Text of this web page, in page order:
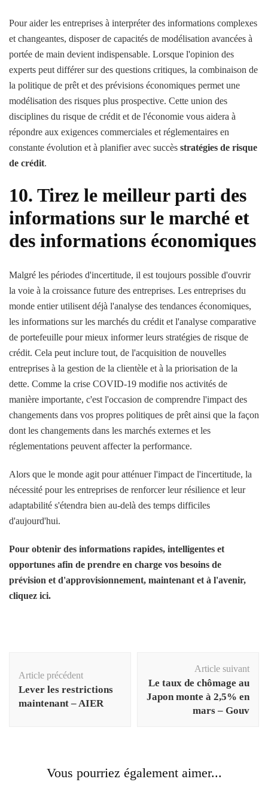
Pour aider les entreprises à interpréter des informations complexes
et changeantes, disposer de capacités de modélisation avancées à
portée de main devient indispensable. Lorsque l'opinion des
experts peut différer sur des questions critiques, la combinaison de
la politique de prêt et des prévisions économiques permet une
modélisation des risques plus prospective. Cette union des
disciplines du risque de crédit et de l'économie vous aidera à
répondre aux exigences commerciales et réglementaires en
constante évolution et à planifier avec succès stratégies de risque
de crédit.
10. Tirez le meilleur parti des
informations sur le marché et
des informations économiques
Malgré les périodes d'incertitude, il est toujours possible d'ouvrir
la voie à la croissance future des entreprises. Les entreprises du
monde entier utilisent déjà l'analyse des tendances économiques,
les informations sur les marchés du crédit et l'analyse comparative
de portefeuille pour mieux informer leurs stratégies de risque de
crédit. Cela peut inclure tout, de l'acquisition de nouvelles
entreprises à la gestion de la clientèle et à la priorisation de la
dette. Comme la crise COVID-19 modifie nos activités de
manière importante, c'est l'occasion de comprendre l'impact des
changements dans vos propres politiques de prêt ainsi que la façon
dont les changements dans les marchés externes et les
réglementations peuvent affecter la performance.
Alors que le monde agit pour atténuer l'impact de l'incertitude, la
nécessité pour les entreprises de renforcer leur résilience et leur
adaptabilité s'étendra bien au-delà des temps difficiles
d'aujourd'hui.
Pour obtenir des informations rapides, intelligentes et
opportunes afin de prendre en charge vos besoins de
prévision et d'approvisionnement, maintenant et à l'avenir,
cliquez ici.
d'article
Article précédent
Lever les restrictions
maintenant – AIER
Article suivant
Le taux de chômage au
Japon monte à 2,5% en
mars – Gouv
Vous pourriez également aimer...